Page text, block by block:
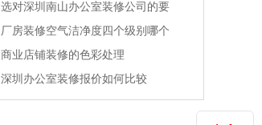
选对深圳南山办公室装修公司的要
厂房装修空气洁净度四个级别哪个
商业店铺装修的色彩处理
深圳办公室装修报价如何比较